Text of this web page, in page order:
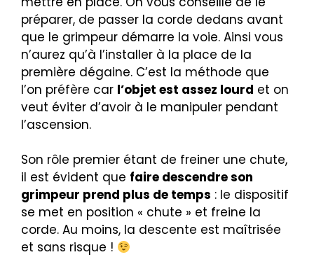
préparer, de passer la corde dedans avant
que le grimpeur démarre la voie. Ainsi vous
n’aurez qu’à l’installer à la place de la
première dégaine. C’est la méthode que
l’on préfère car l’objet est assez lourd et on
veut éviter d’avoir à le manipuler pendant
l’ascension.
Son rôle premier étant de freiner une chute,
il est évident que faire descendre son
grimpeur prend plus de temps : le dispositif
se met en position « chute » et freine la
corde. Au moins, la descente est maîtrisée
et sans risque !